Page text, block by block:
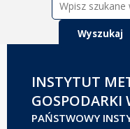
INSTYTUT
GOSPODARKI
PAŃSTWOWY